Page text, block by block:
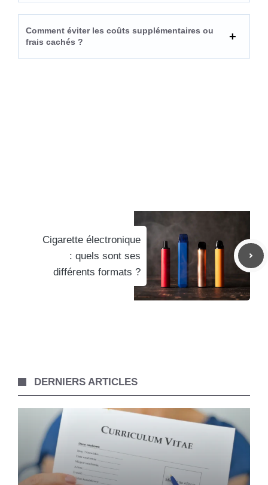
Comment éviter les coûts supplémentaires ou
frais cachés ?
Cigarette électronique
: quels sont ses
différents formats ?
DERNIERS ARTICLES